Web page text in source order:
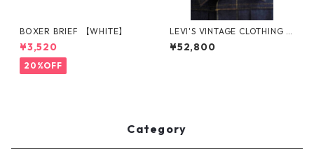
BOXER BRIEF 【WHITE】
¥3,520
20%OFF
LEVI'S VINTAGE CLOTHING 5
06XX 1936 TYPE I 1st BIG E
オーガニック デニムジャケッ
¥52,800
Category